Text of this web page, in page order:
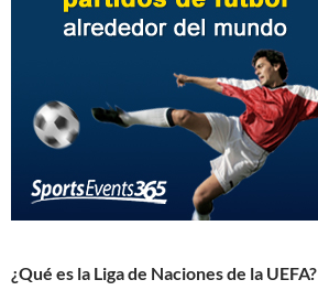
¿Qué es la Liga de Naciones de la UEFA?